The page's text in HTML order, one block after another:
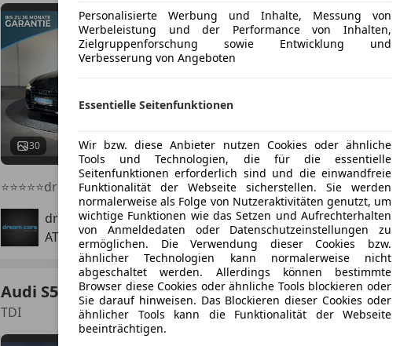
30
€ 9 900
01/2012 278 000 km
⭐⭐⭐⭐⭐dreamcars über 10 Jahre Qualität & Premium Service
dream cars GmbH
AT-6063 Rum
Audi S5
TDI
Personalisierte Werbung und Inhalte, Messung von
Werbeleistung und der Performance von Inhalten,
Zielgruppenforschung sowie Entwicklung und
Verbesserung von Angeboten
Essentielle Seitenfunktionen
Wir bzw. diese Anbieter nutzen Cookies oder ähnliche
Tools und Technologien, die für die essentielle
Seitenfunktionen erforderlich sind und die einwandfreie
Funktionalität der Webseite sicherstellen. Sie werden
normalerweise als Folge von Nutzeraktivitäten genutzt, um
wichtige Funktionen wie das Setzen und Aufrechterhalten
von Anmeldedaten oder Datenschutzeinstellungen zu
ermöglichen. Die Verwendung dieser Cookies bzw.
ähnlicher Technologien kann normalerweise nicht
abgeschaltet werden. Allerdings können bestimmte
Browser diese Cookies oder ähnliche Tools blockieren oder
Sie darauf hinweisen. Das Blockieren dieser Cookies oder
ähnlicher Tools kann die Funktionalität der Webseite
beeinträchtigen.